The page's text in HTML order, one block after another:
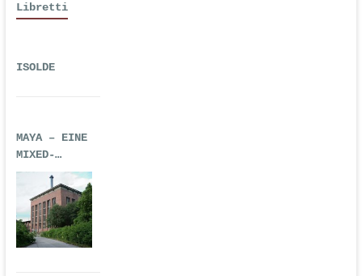
Libretti
ISOLDE
MAYA – EINE
MIXED-
REALITY-
TECHNO-OPER